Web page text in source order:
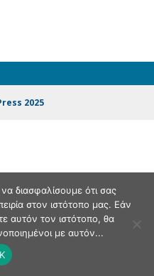
2025
διασφαλίσουμε ότι σας
στον ιστότοπο μας. Εάν
αυτόν τον ιστότοπο, θα
με αυτόν...